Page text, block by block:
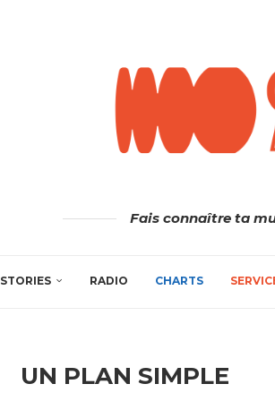
Fais connaître ta
STORIES RADIO CHARTS
UN PLAN SIMPLE